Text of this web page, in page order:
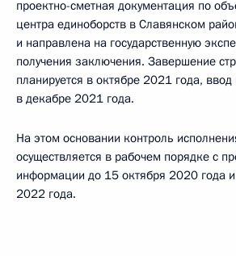
проектно-сметная документация по
центра единоборств в Славянском
и направлена на государственную
получения заключения. Завершение
планируется в октябре 2021 года,
в декабре 2021 года.
На этом основании контроль
осуществляется в рабочем порядке с
информации до 15 октября 2020 года
2022 года.